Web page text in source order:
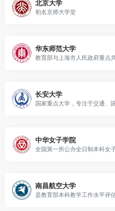
北京大学
初名京师大学堂
华东师范大学
教育部与上海市人民政府重点
长安大学
中华女子学院
全国第一所公办全日制本科女
南昌航空大学
是教育部本科教学工作水平评